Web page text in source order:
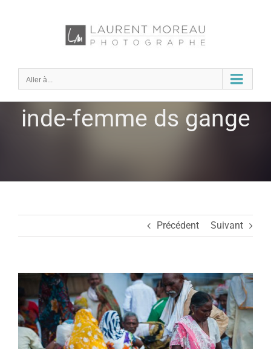
Aller à...
inde-femme ds gange
Précédent Suivant
Larger
Image